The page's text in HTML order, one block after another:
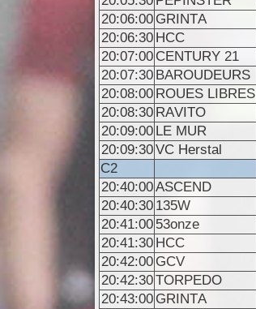
20:06:00 GRINTA
20:06:30 HCC
20:07:00 CENTURY 21
20:07:30 BAROUDEURS
20:08:00 ROUES LIBRES
20:08:30 RAVITO
20:09:00 LE MUR
20:09:30VC Herstal
C2
20:40:00ASCEND
20:40:30 135W
20:41:00 53onze
20:41:30 HCC
20:42:00 GCV
20:42:30TORPEDO
20:43:00 GRINTA